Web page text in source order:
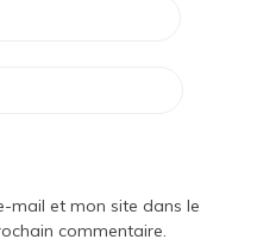
mail et mon site dans le
commentaire.